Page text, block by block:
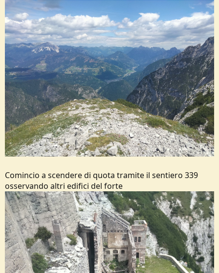
Comincio a scendere di quota tramite il sentiero 339
osservando altri edifici del forte